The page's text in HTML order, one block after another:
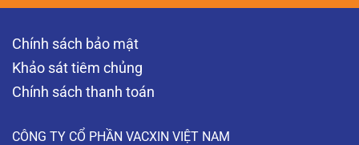
Chính sách bảo mật
Khảo sát tiêm chủng
Chính sách thanh toán
CÔNG TY CỔ PHẦN VACXIN VIỆT NAM